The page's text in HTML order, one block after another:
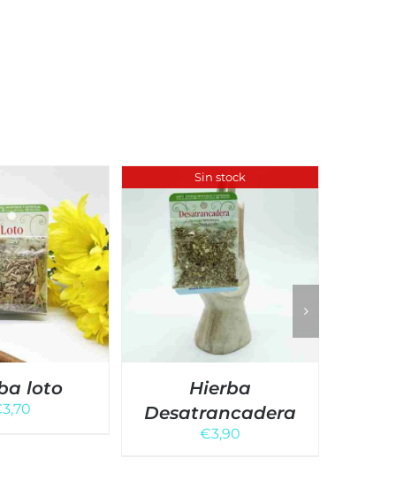
loto
3,70
Sin stock
Hierba
Desatrancadera
€3,90